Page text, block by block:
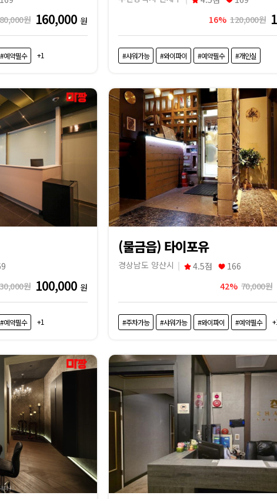
원 160,000 원
#예약필수 +1
16% 120,000원
#샤워가능 #와이파이 #예약필수 #개인실
원 100,000 원
#예약필수 +1
(물금읍) 타이포유
경상남도 양산시 4.5점
166
42% 70,000원
#주차가능 #샤워가능 #와이파이 #예약필수